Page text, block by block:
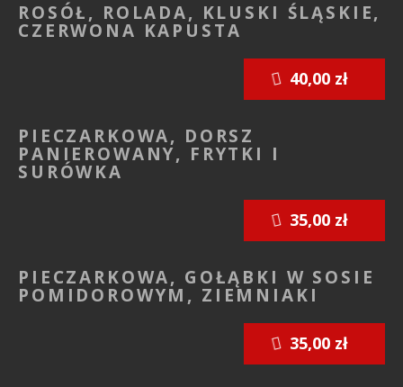
ROSÓŁ, ROLADA, KLUSKI ŚLĄSKIE,
CZERWONA KAPUSTA
PIECZARKOWA, DORSZ
PANIEROWANY, FRYTKI I
SURÓWKA
PIECZARKOWA, GOŁĄBKI W SOSIE
POMIDOROWYM, ZIEMNIAKI